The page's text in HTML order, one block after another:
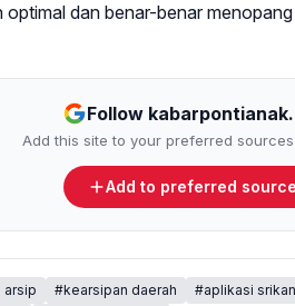
optimal dan benar-benar
Follow
Add this site to your preferred
Add to preferred
arsip #kearsipan daerah #aplikasi